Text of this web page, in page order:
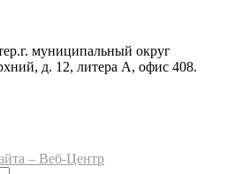
муниципальный округ
д. 12, литера А, офис 408.
– Веб-Центр